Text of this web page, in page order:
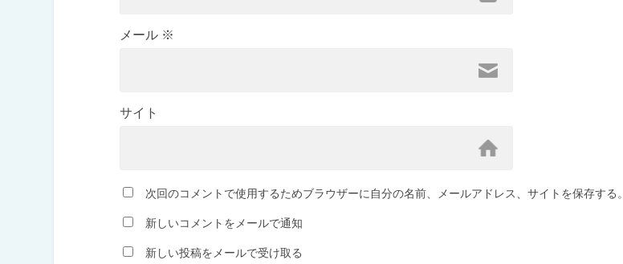
メール ※
サイト
次回のコメントで使用するためブラウザーに自分の名前、メールアドレス、サイトを保存する。
新しいコメントをメールで通知
新しい投稿をメールで受け取る